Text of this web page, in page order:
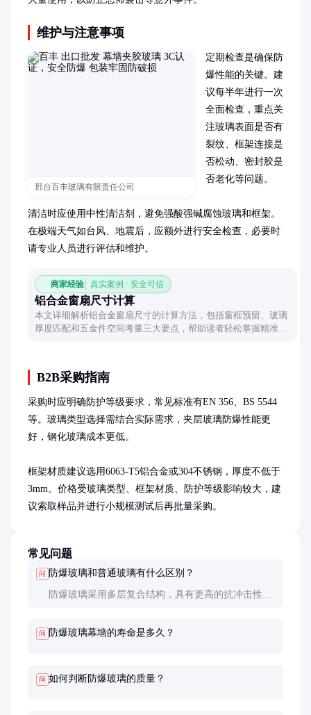
维护与注意事项
邢台百丰玻璃有限责任公司
定期检查是确保防
爆性能的关键。建
议每半年进行一次
全面检查，重点关
注玻璃表面是否有
裂纹、框架连接是
否松动、密封胶是
否老化等问题。
清洁时应使用中性清洁剂，避免强酸强碱腐蚀玻璃和框架。
在极端天气如台风、地震后，应额外进行安全检查，必要时
请专业人员进行评估和维护。
商家经验 真实案例 · 安全可信
铝合金窗扇尺寸计算
本文详细解析铝合金窗扇尺寸的计算方法，包括窗框预留、玻璃
厚度匹配和五金件空间考量三大要点，帮助读者轻松掌握精准测
B2B采购指南
采购时应明确防护等级要求，常见标准有EN 356、BS 5544
等。玻璃类型选择需结合实际需求，夹层玻璃防爆性能更
好，钢化玻璃成本更低。
框架材质建议选用6063-T5铝合金或304不锈钢，厚度不低于
3mm。价格受玻璃类型、框架材质、防护等级影响较大，建
议索取样品并进行小规模测试后再批量采购。
常见问题
问 防爆玻璃和普通玻璃有什么区别？
防爆玻璃采用多层复合结构，具有更高的抗冲击性和
问 防爆玻璃幕墙的寿命是多久？
问 如何判断防爆玻璃的质量？